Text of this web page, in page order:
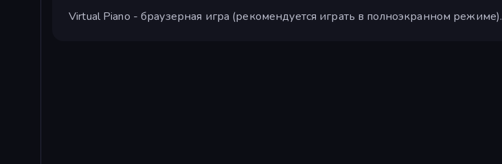
Virtual Piano - браузерная игра (рекомендуется играть в полноэкранном режиме).